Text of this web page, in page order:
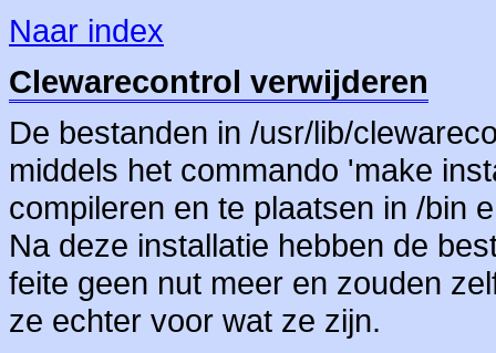
Naar index
Clewarecontrol verwijderen
De bestanden in /usr/lib/
middels het commando 'make
compileren en te plaatsen in /bin
Na deze installatie hebben de
feite geen nut meer en zouden
ze echter voor wat ze zijn.